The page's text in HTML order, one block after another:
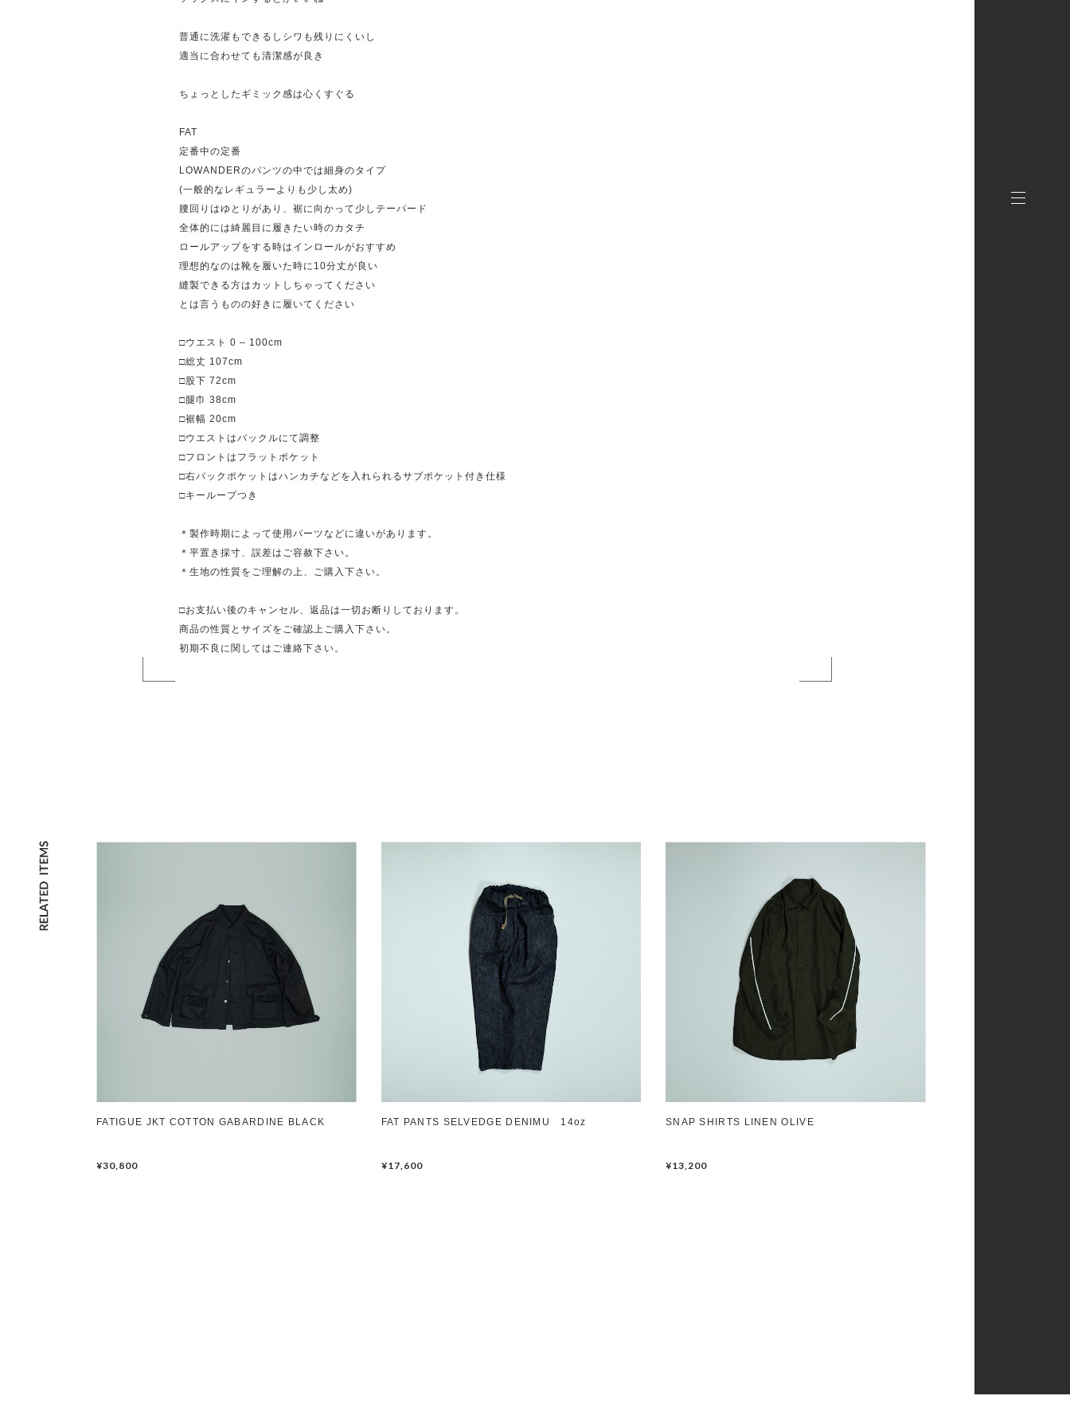
普通に洗濯もできるしシワも残りにくいし
適当に合わせても清潔感が良き
ちょっとしたギミック感は心くすぐる
FAT
定番中の定番
LOWANDERのパンツの中では細身のタイプ
(一般的なレギュラーよりも少し太め)
腰回りはゆとりがあり、裾に向かって少しテーパード
全体的には綺麗目に履きたい時のカタチ
ロールアップをする時はインロールがおすすめ
理想的なのは靴を履いた時に10分丈が良い
縫製できる方はカットしちゃってください
とは言うものの好きに履いてください
□ウエスト 0 – 100cm
□総丈 107cm
□股下 72cm
□腿巾 38cm
□裾幅 20cm
□ウエストはバックルにて調整
□フロントはフラットポケット
□右バックポケットはハンカチなどを入れられるサブポケット付き仕様
□キーループつき
＊製作時期によって使用パーツなどに違いがあります。
＊平置き採寸、誤差はご容赦下さい。
＊生地の性質をご理解の上、ご購入下さい。
□お支払い後のキャンセル、返品は一切お断りしております。
商品の性質とサイズをご確認上ご購入下さい。
初期不良に関してはご連絡下さい。
FATIGUE JKT COTTON GABARDINE BLACK
¥30,800
FAT PANTS SELVEDGE DENIMU 14oz
¥17,600
SNAP SHIRTS LINEN OLIVE
¥13,200